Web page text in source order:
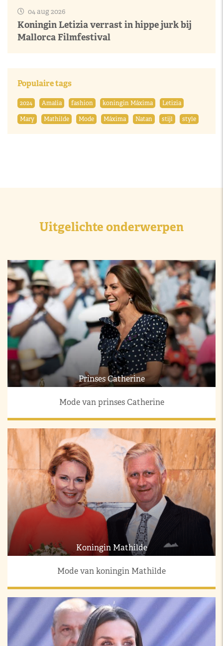
04 aug 2026
Koningin Letizia verrast in hippe jurk bij
Mallorca Filmfestival
Populaire tags
2024 Amalia fashion koningin Máxima
Letizia
Mary
Mathilde Mode Máxima Natan stijl style
Uitgelichte onderwerpen
Prinses Catherine
Mode van prinses Catherine
Koningin Mathilde
Mode van koningin Mathilde